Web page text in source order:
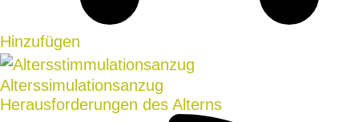
Hinzufügen
Alterssimulationsanzug
Herausforderungen des Alterns